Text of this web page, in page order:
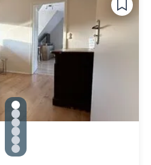
gallery.slide_selector
Zu Slide 1 wechseln
Zu Slide 2 wechseln
Zu Slide 3 wechseln
Zu Slide 4 wechseln
Zu Slide 5 wechseln
Zu Slide 6 wechseln